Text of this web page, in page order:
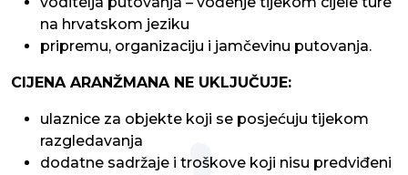
na hrvatskom jeziku
pripremu, organizaciju i jamčevinu putovanja.
CIJENA ARANŽMANA NE UKLJUČUJE:
ulaznice za objekte koji se posjećuju tijekom
razgledavanja
dodatne sadržaje i troškove koji nisu predviđeni